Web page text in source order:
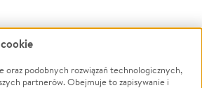
Powódź
oraz podobnych rozwiązań technologicznych,
partnerów. Obejmuje to zapisywanie i